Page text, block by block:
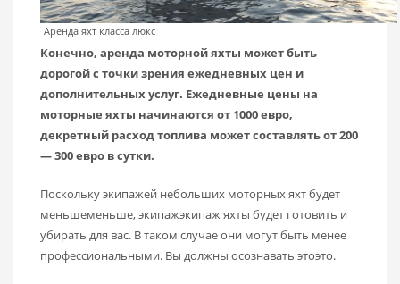
Аренда яхт класса люкс
Конечно, аренда моторной яхты может быть
дорогой с точки зрения ежедневных цен и
дополнительных услуг. Ежедневные цены на
моторные яхты начинаются от 1000 евро,
декретный расход топлива может составлять от 200
—300 евро в сутки.
Поскольку экипажей небольших моторных яхт будет
меньшеменьше, экипажэкипаж яхты будет готовить и
убирать для вас. В таком случае они могут быть менее
профессиональными. Вы должны осознавать этоэто.